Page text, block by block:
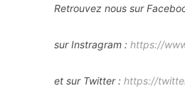
Retrouvez nous sur
sur Instragram : https://
et sur Twitter : https://